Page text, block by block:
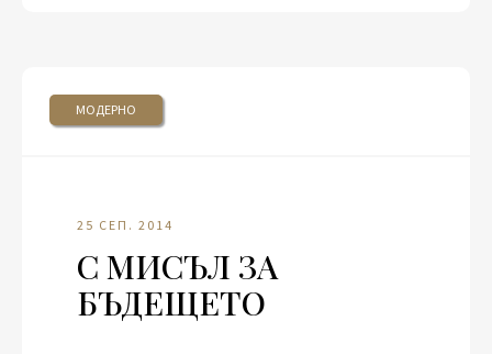
МОДЕРНО
25 СЕП. 2014
С МИСЪЛ ЗА
БЪДЕЩЕТО